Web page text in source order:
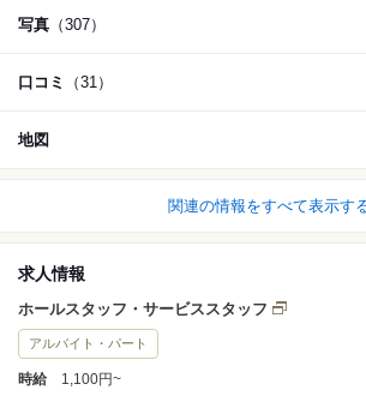
写真 （307）
口コミ （31）
地図
関連の情報をすべて表示す
求人情報
ホールスタッフ・サービススタッフ
アルバイト・パート
時給
1,100円~